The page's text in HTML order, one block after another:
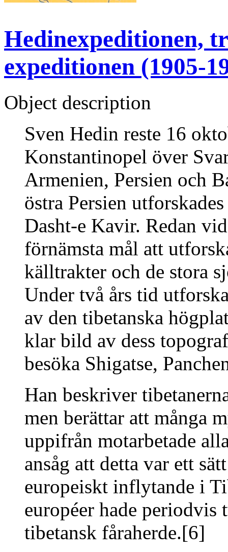
Hedinexpeditionen,
expeditionen (1905-
Object description
Sven Hedin reste 16
Konstantinopel över
Armenien, Persien och
östra Persien
Dasht-e Kavir. Redan
förnämsta mål att
källtrakter och de stora
Under två års tid
av den tibetanska
klar bild av dess
besöka Shigatse,
Han beskriver
men berättar att många
uppifrån motarbetade
ansåg att detta var ett
europeiskt inflytande i
européer hade
tibetansk fåraherde.[6]